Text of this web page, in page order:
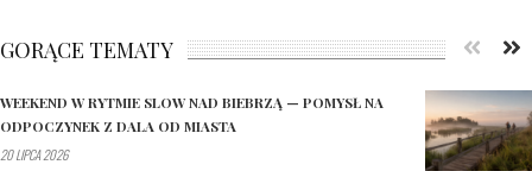
GORĄCE TEMATY
WEEKEND W RYTMIE SLOW NAD BIEBRZĄ — POMYSŁ NA
ODPOCZYNEK Z DALA OD MIASTA
20 LIPCA 2026